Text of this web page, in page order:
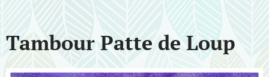
Tambour Patte de Loup